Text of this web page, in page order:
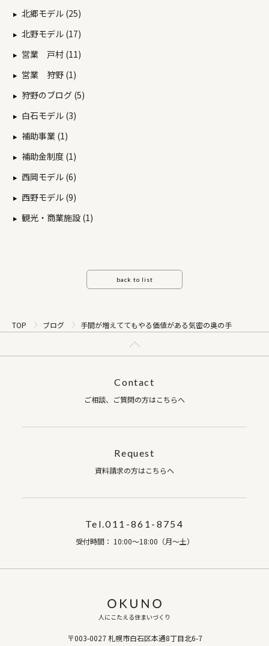
北郷モデル (25)
北野モデル (17)
営業 戸村 (11)
営業 狩野 (1)
狩野のブログ (5)
白石モデル (3)
補助事業 (1)
補助金制度 (1)
西岡モデル (6)
西野モデル (9)
観光・商業施設 (1)
back to list
TOP ブログ 手間が増えててもやる価値がある気密の奥の手
Contact
ご相談、ご質問の方はこちらへ
Request
資料請求の方はこちらへ
Tel.011-861-8754
受付時間： 10:00～18:00（月～土）
人にこたえる住まいづくり
〒003-0027 札幌市白石区本通8丁目北6-7